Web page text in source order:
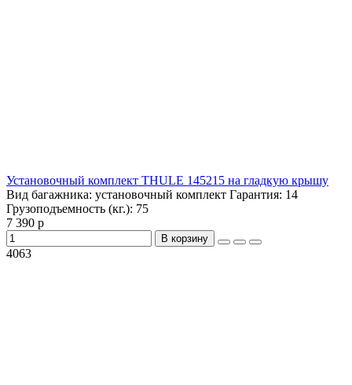
Установочный комплект THULE 145215 на гладкую крышу
Вид багажника: установочный комплект Гарантия: 14
Грузоподъемность (кг.): 75
7 390 р
В корзину
4063